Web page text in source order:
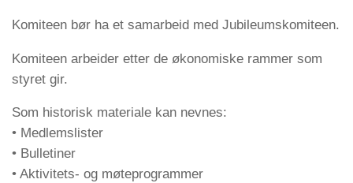
Komiteen bør ha et samarbeid med Jubileumskomiteen.
Komiteen arbeider etter de økonomiske rammer som
styret gir.
Som historisk materiale kan nevnes:
• Medlemslister
• Bulletiner
• Aktivitets- og møteprogrammer